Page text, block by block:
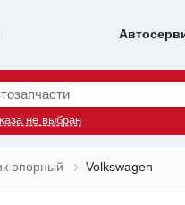
не выбран
опорный Volkswagen